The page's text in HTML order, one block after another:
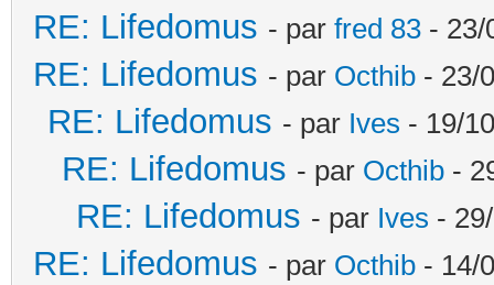
RE: Lifedomus - par fred 83 - 23/
RE: Lifedomus - par Octhib - 23/
RE: Lifedomus - par Ives - 19/
RE: Lifedomus - par Octhib -
RE: Lifedomus - par Ives -
RE: Lifedomus - par Octhib - 14/